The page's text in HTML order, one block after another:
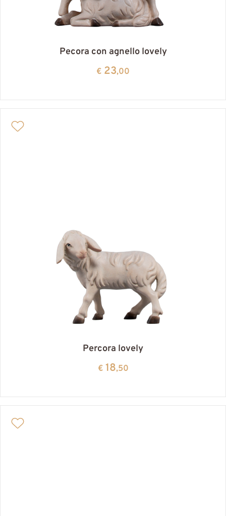
Pecora con agnello lovely
€ 23,00
Percora lovely
€18,50